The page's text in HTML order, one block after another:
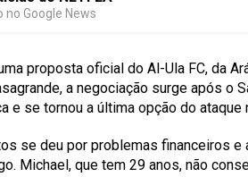
Google News
proposta oficial do Al-Ula FC, da
a negociação surge após
e se tornou a última opção do ataque
se deu por problemas financeiros
Michael, que tem 29 anos, não